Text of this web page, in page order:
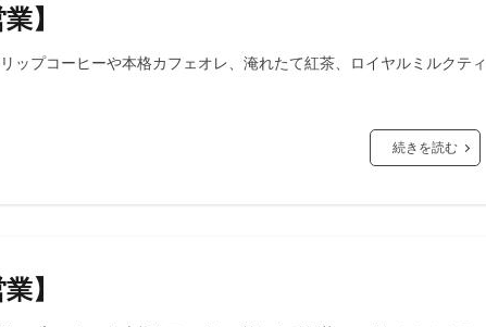
】
ップコーヒーや本格カフェオレ、淹れたて紅茶、ロイヤルミルクティ
続きを読む
】